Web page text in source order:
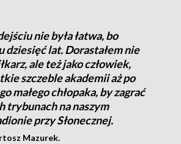
nie była łatwa, bo
dziesięć lat. Dorastałem nie
ale też jako człowiek,
szczeble akademii aż po
małego chłopaka, by zagrać
trybunach na naszym
przy Słonecznej.
Mazurek.